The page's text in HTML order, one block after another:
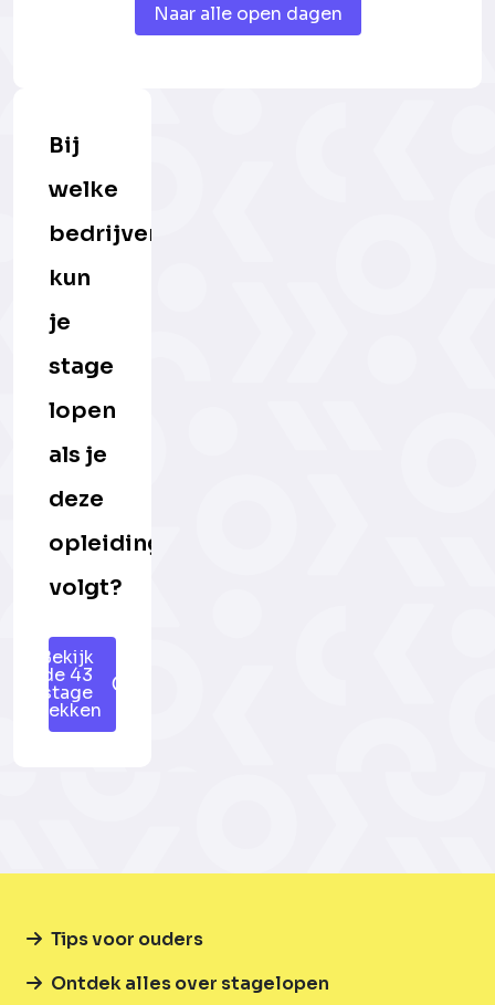
Naar alle open dagen
Bij
welke
bedrijven
kun
je
stage
lopen
als je
deze
opleiding
volgt?
Bekijk
de 43
stage
plekken
Tips voor ouders
Ontdek alles over stagelopen